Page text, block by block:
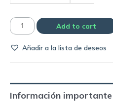
Camiseta
de
home
|
Add to cart
Añadir a la lista de deseos
Información importante